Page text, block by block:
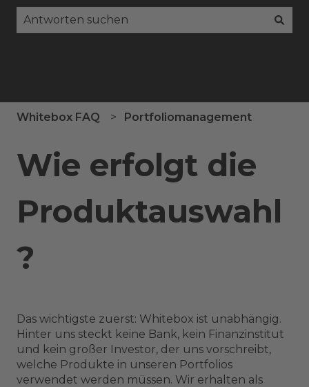
Whitebox FAQ Portfoliomanagement
Wie erfolgt die
Produktauswahl
?
Das wichtigste zuerst: Whitebox ist unabhängig.
Hinter uns steckt keine Bank, kein Finanzinstitut
und kein großer Investor, der uns vorschreibt,
welche Produkte in unseren Portfolios
verwendet werden müssen. Wir erhalten als